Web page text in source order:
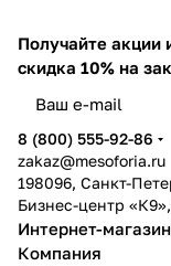
50 мл
Получайте акции
скидка 10% на
8 (800) 555-92-86
zakaz@mesoforia.ru
198096, Санкт-
Бизнес-центр
Интернет-магазин
Компания